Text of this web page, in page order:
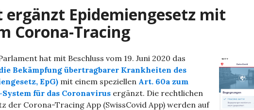
ergänzt Epidemiengesetz mit
Corona-Tracing
hat mit Beschluss vom 19. Juni 2020 das
Bekämpfung übertragbarer Krankheiten des
EpG) mit einem speziellen Art. 60a zum
für das Coronavirus ergänzt. Die rechtlichen
der Corona-Tracing App (SwissCovid App) werden auf